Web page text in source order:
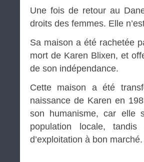
Une fois de retour au
droits des femmes. Elle
Sa maison a été rachetée
mort de Karen Blixen, et
de son indépendance.
Cette maison a été
naissance de Karen en
son humanisme, car elle
population locale, tandis
d’exploitation à bon marché.